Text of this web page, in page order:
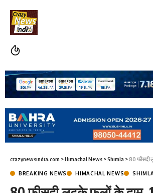
crazynewsindia.com >Himachal News >Shimla > 80 फीसदी लुढ़के फूलों के
BREAKING NEWS HIMACHAL NEWS